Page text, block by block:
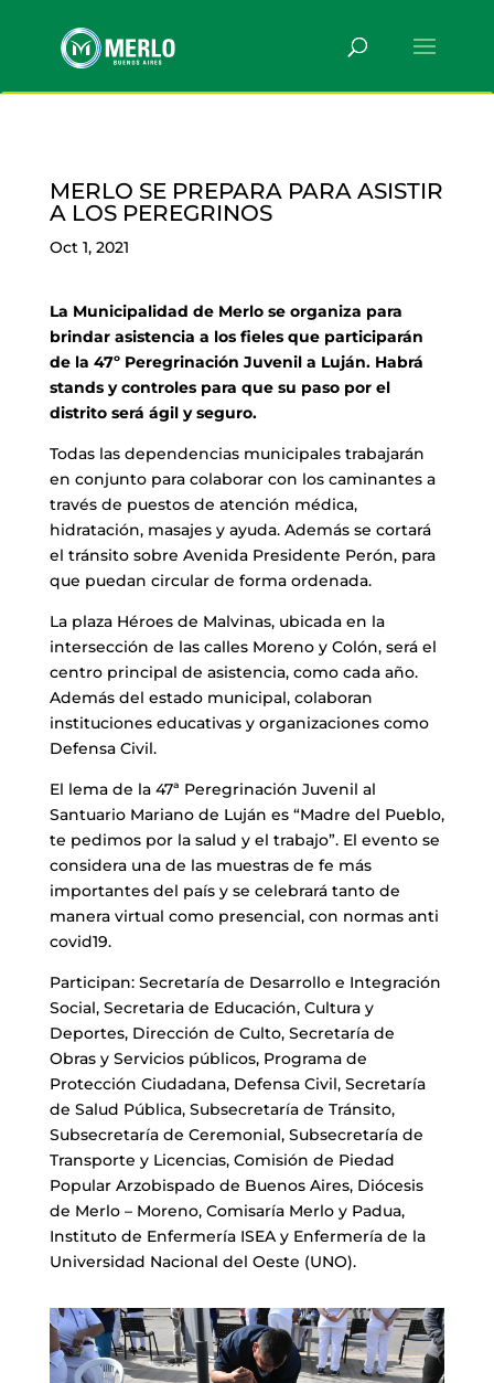
MERLO SE PREPARA PARA ASISTIR
A LOS PEREGRINOS
Oct 1, 2021
La Municipalidad de Merlo se organiza para
brindar asistencia a los fieles que participarán
de la 47º Peregrinación Juvenil a Luján. Habrá
stands y controles para que su paso por el
distrito será ágil y seguro.
Todas las dependencias municipales trabajarán
en conjunto para colaborar con los caminantes a
través de puestos de atención médica,
hidratación, masajes y ayuda. Además se cortará
el tránsito sobre Avenida Presidente Perón, para
que puedan circular de forma ordenada.
La plaza Héroes de Malvinas, ubicada en la
intersección de las calles Moreno y Colón, será el
centro principal de asistencia, como cada año.
Además del estado municipal, colaboran
instituciones educativas y organizaciones como
Defensa Civil.
El lema de la 47ª Peregrinación Juvenil al
Santuario Mariano de Luján es “Madre del Pueblo,
te pedimos por la salud y el trabajo”. El evento se
considera una de las muestras de fe más
importantes del país y se celebrará tanto de
manera virtual como presencial, con normas anti
covid19.
Participan: Secretaría de Desarrollo e Integración
Social, Secretaria de Educación, Cultura y
Deportes, Dirección de Culto, Secretaría de
Obras y Servicios públicos, Programa de
Protección Ciudadana, Defensa Civil, Secretaría
de Salud Pública, Subsecretaría de Tránsito,
Subsecretaría de Ceremonial, Subsecretaría de
Transporte y Licencias, Comisión de Piedad
Popular Arzobispado de Buenos Aires, Diócesis
de Merlo – Moreno, Comisaría Merlo y Padua,
Instituto de Enfermería ISEA y Enfermería de la
Universidad Nacional del Oeste (UNO).